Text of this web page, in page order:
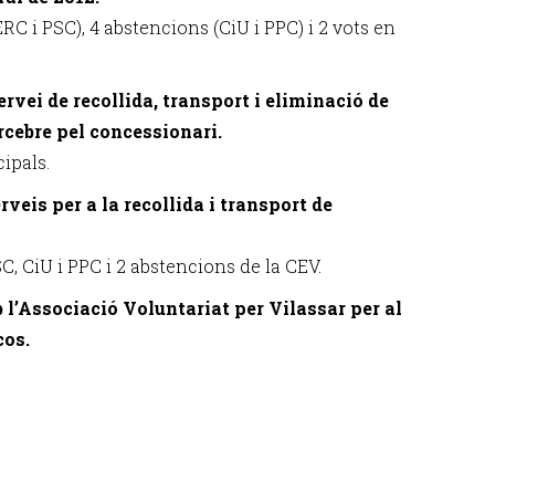
i PSC), 4 abstencions (CiU i PPC) i 2 vots en
de recollida, transport i eliminació de
pel concessionari.
per a la recollida i transport de
CiU i PPC i 2 abstencions de la CEV.
Voluntariat per Vilassar per al